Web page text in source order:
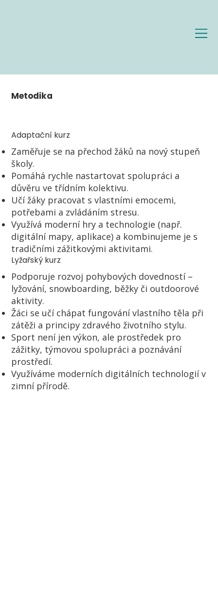
Metodika
Adaptační kurz
Zaměřuje se na přechod žáků na nový stupeň
školy.
Pomáhá rychle nastartovat spolupráci a
důvěru ve třídním kolektivu.
Učí žáky pracovat s vlastními emocemi,
potřebami a zvládáním stresu.
Využívá moderní hry a technologie (např.
digitální mapy, aplikace) a kombinujeme je s
tradičními zážitkovými aktivitami.
Lyžařský kurz
Podporuje rozvoj pohybových dovedností –
lyžování, snowboarding, běžky či outdoorové
aktivity.
Žáci se učí chápat fungování vlastního těla při
zátěži a principy zdravého životního stylu.
Sport není jen výkon, ale prostředek pro
zážitky, týmovou spolupráci a poznávání
prostředí.
Využíváme moderních digitálních technologií v
zimní přírodě.